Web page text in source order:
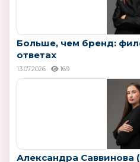
Больше, чем бренд:
ответах
13.07.2026 169
Александра Саввинова